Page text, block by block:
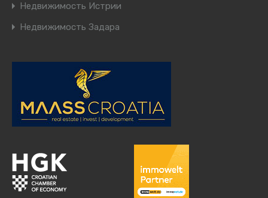
Недвижимость Истрии
Недвижимость Задара